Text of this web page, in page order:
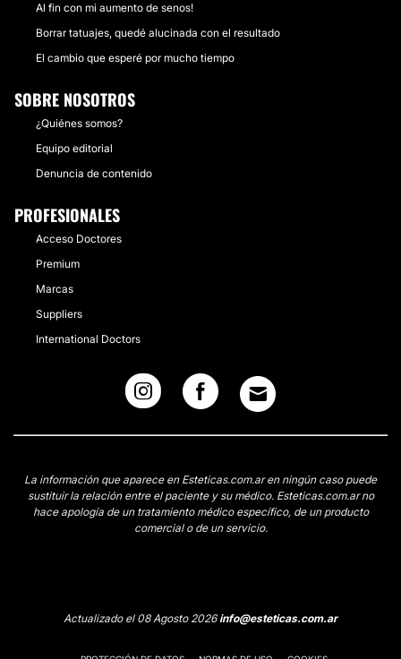
Al fin con mi aumento de senos!
Borrar tatuajes, quedé alucinada con el resultado
El cambio que esperé por mucho tiempo
SOBRE NOSOTROS
¿Quiénes somos?
Equipo editorial
Denuncia de contenido
PROFESIONALES
Acceso Doctores
Premium
Marcas
Suppliers
International Doctors
La información que aparece en Esteticas.com.ar en ningún caso puede
sustituir la relación entre el paciente y su médico. Esteticas.com.ar no
hace apología de un tratamiento médico específico, de un producto
comercial o de un servicio.
Actualizado el 08 Agosto 2026info@esteticas.com.ar